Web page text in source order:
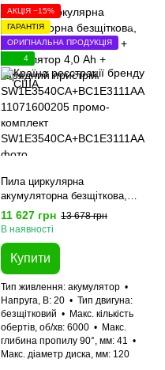
АКЦІЯ −15%
ГАРАНТІЯ
ОРИГІНАЛЬНА ПРОДУКЦІЯ
4
Пила циркулярна
акумуляторна безщіткова,
SKIL 3540 CA Compact +
акумулятор 4,0 Ah + зарядний
SW1E3540CA+BC1E3111AA
11071600205 промо-комплект
11 627 грн 13 678 грн
В наявності
Купити
Тип живлення акумулятор
Напруга, В 20
Тип двигуна
безщітковий
Макс. кількість
обертів, об/хв 6000
Макс.
глибина пропилу 90°, мм 41
Макс. діаметр диска, мм 120